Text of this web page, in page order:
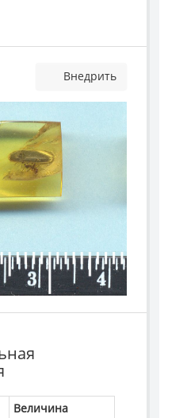
Внедрить
Величина